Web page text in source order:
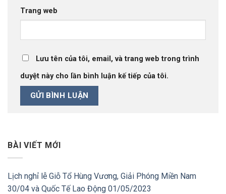
Trang web
Lưu tên của tôi, email, và trang web trong trình
duyệt này cho lần bình luận kế tiếp của tôi.
BÀI VIẾT MỚI
Lịch nghỉ lễ Giỗ Tổ Hùng Vương, Giải Phóng Miền Nam
30/04 và Quốc Tế Lao Động 01/05/2023